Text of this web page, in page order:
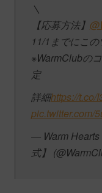
＼
【応募方法】
11/1までにこ
※WarmClubの
定
詳細https://t.co/
pic.twitter.com/
— Warm Hearts
式】